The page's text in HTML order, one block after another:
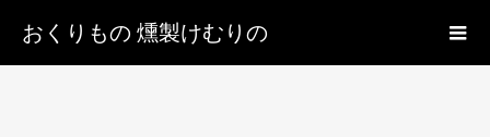
おくりもの 燻製けむりの